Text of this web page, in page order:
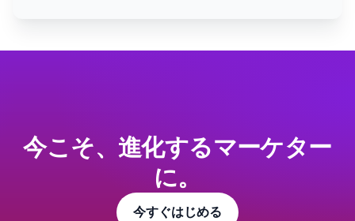
今こそ、進化するマーケター
に。
今すぐはじめる